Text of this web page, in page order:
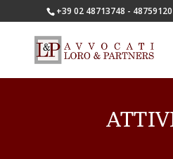
+39 02 48713748 - 48759120